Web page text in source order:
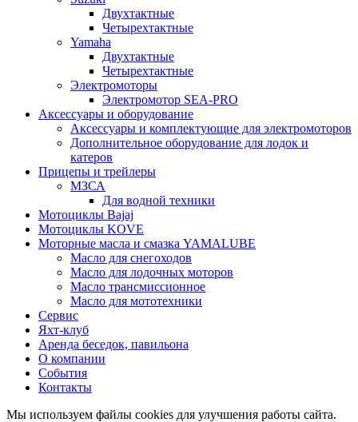
Двухтактные
Четырехтактные
Yamaha
Двухтактные
Четырехтактные
Электромоторы
Электромотор SEA-PRO
Аксессуары и оборудование
Аксессуары и комплектующие для электромоторов
Дополнительное оборудование для лодок и
катеров
Прицепы и трейлеры
МЗСА
Для водной техники
Мотоциклы Bajaj
Мотоциклы KOVE
Моторные масла и смазка YAMALUBE
Масло для снегоходов
Масло для лодочных моторов
Масло трансмиссионное
Масло для мототехники
Сервис
Яхт-клуб
Аренда беседок, павильона
О компании
События
Контакты
Мы используем файлы cookies для улучшения работы сайта.